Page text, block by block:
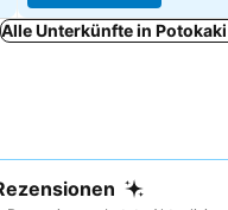
Alle Unterkünfte in